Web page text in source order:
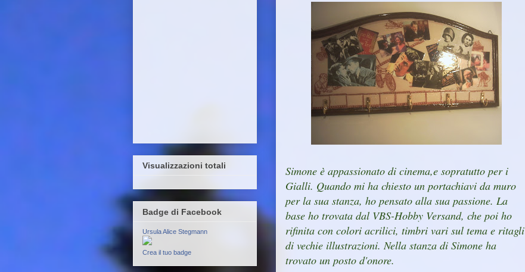
Simone è appassionato di cinema,e sopratutto per i
Gialli. Quando mi ha chiesto un portachiavi da muro
per la sua stanza, ho pensato alla sua passione. La
base ho trovata dal VBS-Hobby Versand, che poi ho
rifinita con colori acrilici, timbri vari sul tema e ritagli
di vechie illustrazioni. Nella stanza di Simone ha
trovato un posto d'onore.
Visualizzazioni totali
Badge di Facebook
Ursula Alice Stegmann
Crea il tuo badge